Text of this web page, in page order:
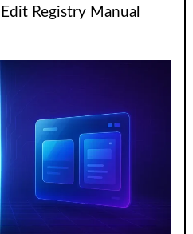
Registry Manual